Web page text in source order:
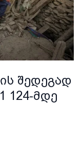
შედეგად
124-მდე